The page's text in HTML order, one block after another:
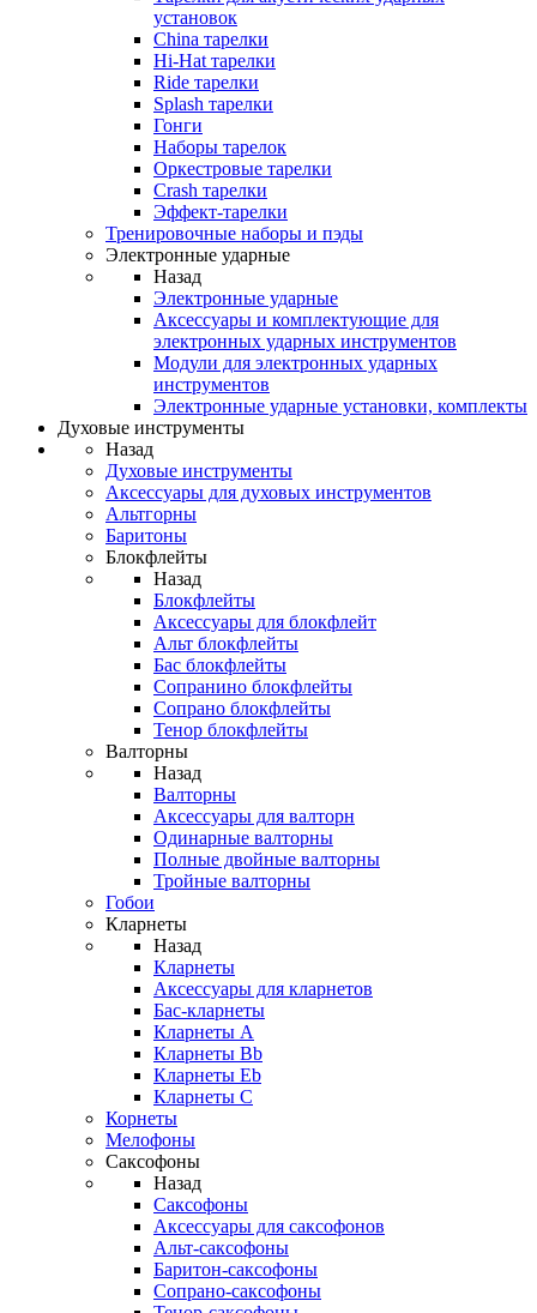
установок
China тарелки
Hi-Hat тарелки
Ride тарелки
Splash тарелки
Гонги
Наборы тарелок
Оркестровые тарелки
Сrash тарелки
Эффект-тарелки
Тренировочные наборы и пэды
Электронные ударные
Назад
Электронные ударные
Аксессуары и комплектующие для
электронных ударных инструментов
Модули для электронных ударных
инструментов
Электронные ударные установки, комплекты
Духовые инструменты
Назад
Духовые инструменты
Аксессуары для духовых инструментов
Альтгорны
Баритоны
Блокфлейты
Назад
Блокфлейты
Аксессуары для блокфлейт
Альт блокфлейты
Бас блокфлейты
Сопранино блокфлейты
Сопрано блокфлейты
Тенор блокфлейты
Валторны
Назад
Валторны
Аксессуары для валторн
Одинарные валторны
Полные двойные валторны
Тройные валторны
Гобои
Кларнеты
Назад
Кларнеты
Аксессуары для кларнетов
Бас-кларнеты
Кларнеты A
Кларнеты Bb
Кларнеты Eb
Кларнеты С
Корнеты
Мелофоны
Саксофоны
Назад
Саксофоны
Аксессуары для саксофонов
Альт-саксофоны
Баритон-саксофоны
Сопрано-саксофоны